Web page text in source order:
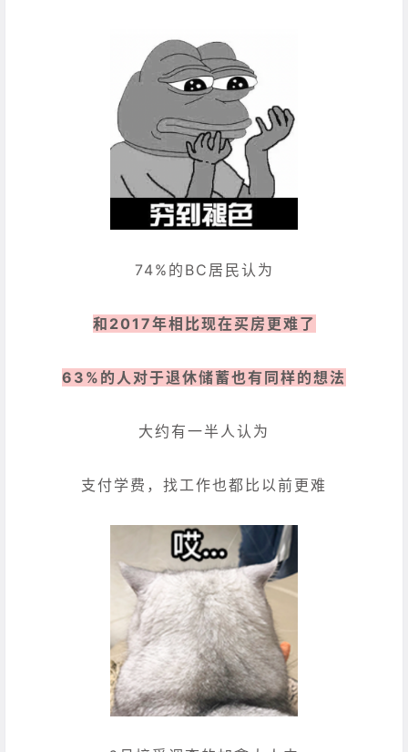
74%的BC居民认为
和2017年相比现在买房更难了
63%的人对于退休储蓄也有同样的想法
大约有一半人认为
支付学费，找工作也都比以前更难